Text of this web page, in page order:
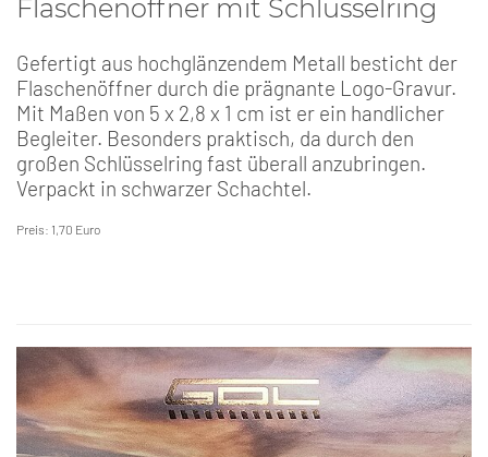
Flaschenöffner mit Schlüsselring
Gefertigt aus hochglänzendem Metall besticht der
Flaschenöffner durch die prägnante Logo-Gravur.
Mit Maßen von 5 x 2,8 x 1 cm ist er ein handlicher
Begleiter. Besonders praktisch, da durch den
großen Schlüsselring fast überall anzubringen.
Verpackt in schwarzer Schachtel.
Preis: 1,70 Euro